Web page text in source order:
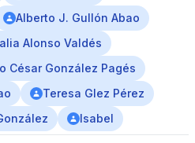
Alberto J. Gullón Abao
Alonso Valdés
César González Pagés
Teresa Glez Pérez
Isabel